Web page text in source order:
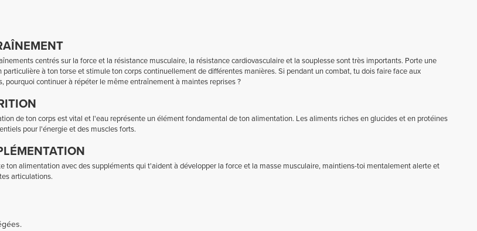
centrés sur la force et la résistance musculaire, la résistance cardiovasculaire et la souplesse sont très importants. Porte une
particulière à ton torse et stimule ton corps continuellement de différentes manières. Si pendant un combat, tu dois faire face aux
pourquoi continuer à répéter le même entraînement à maintes reprises ?
de ton corps est vital et l'eau représente un élément fondamental de ton alimentation. Les aliments riches en glucides et en protéines
pour l'énergie et des muscles forts.
ton alimentation avec des suppléments qui t'aident à développer la force et la masse musculaire, maintiens-toi mentalement alerte et
articulations.